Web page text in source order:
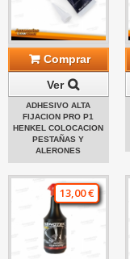
Comprar
Ver
ADHESIVO ALTA
FIJACION PRO P1
HENKEL COLOCACION
PESTAÑAS Y
ALERONES
13,00 €